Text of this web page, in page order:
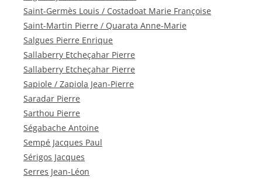
Saint-Germès Louis / Costadoat Marie Françoise
Saint-Martin Pierre / Quarata Anne-Marie
Salgues Pierre Enrique
Sallaberry Etcheçahar Pierre
Sallaberry Etcheçahar Pierre
Sapiole / Zapiola Jean-Pierre
Saradar Pierre
Sarthou Pierre
Ségabache Antoine
Sempé Jacques Paul
Sérigos Jacques
Serres Jean-Léon